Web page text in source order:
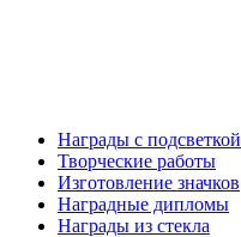
Награды с подсветкой
Творческие работы
Изготовление значков
Наградные дипломы
Награды из стекла